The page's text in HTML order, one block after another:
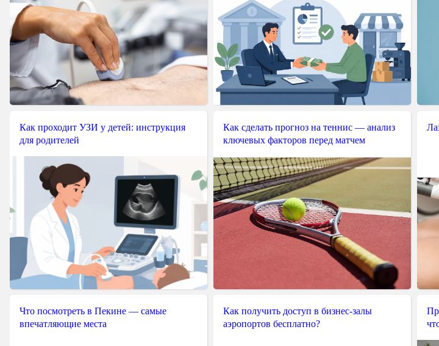
Как проходит УЗИ у детей: инструкция
для родителей
Как сделать прогноз на теннис — анализ
ключевых факторов перед матчем
Что посмотреть в Пекине — самые
впечатляющие места
Как получить доступ в бизнес-залы
аэропортов бесплатно?